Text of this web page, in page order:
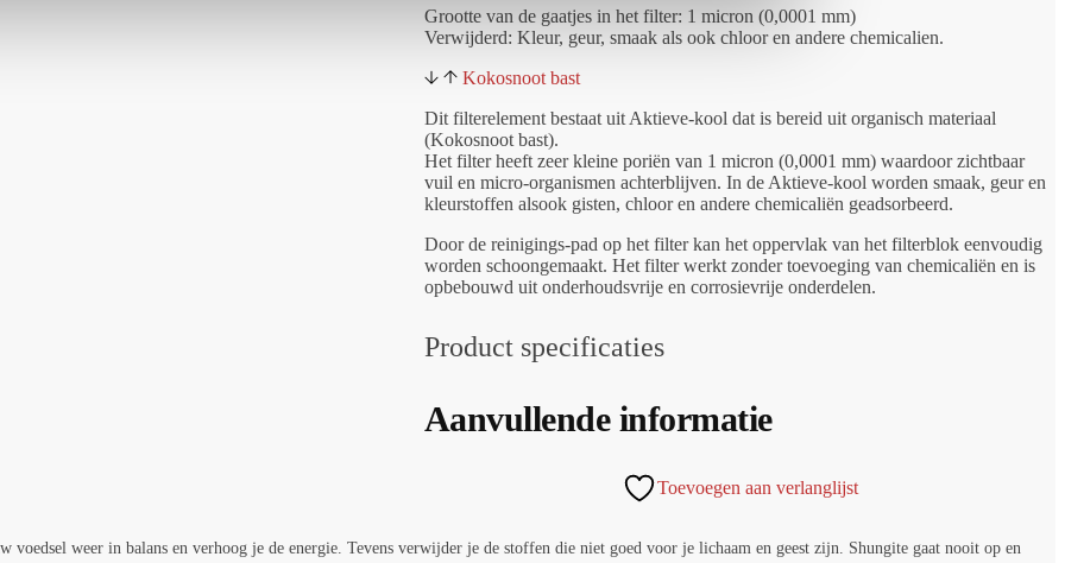
Grootte van de gaatjes in het filter: 1 micron (0,0001 mm)
Verwijderd: Kleur, geur, smaak als ook chloor en andere chemicalien.
Kokosnoot bast
Dit filterelement bestaat uit Aktieve-kool dat is bereid uit organisch materiaal
(Kokosnoot bast).
Het filter heeft zeer kleine poriën van 1 micron (0,0001 mm) waardoor zichtbaar
vuil en micro-organismen achterblijven. In de Aktieve-kool worden smaak, geur en
kleurstoffen alsook gisten, chloor en andere chemicaliën geadsorbeerd.
Door de reinigings-pad op het filter kan het oppervlak van het filterblok eenvoudig
worden schoongemaakt. Het filter werkt zonder toevoeging van chemicaliën en is
opbebouwd uit onderhoudsvrije en corrosievrije onderdelen.
Product specificaties
Aanvullende informatie
Toevoegen aan verlanglijst
weer in balans en verhoog je de energie. Tevens verwijder je de stoffen die niet goed voor je lichaam en geest zijn. Shungite gaat nooit op en